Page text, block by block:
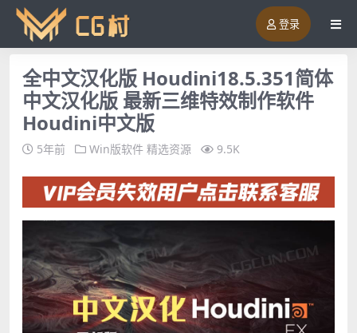
登录
全中文汉化版 Houdini18.5.351简体
中文汉化版 最新三维特效制作软件
Houdini中文版
5年前 Win版软件 精选资源 9.5K